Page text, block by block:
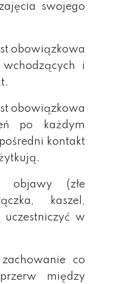
swojego
obowiązkowa
i
obowiązkowa
po każdym
kontakt
objawy (złe
kaszel,
w
co
między